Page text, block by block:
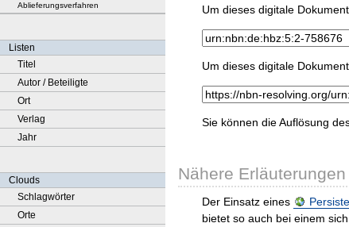
Ablieferungsverfahren
Listen
Titel
Autor / Beteiligte
Ort
Verlag
Jahr
Clouds
Schlagwörter
Orte
Um dieses digitale
Um dieses digitale
Sie können die Auflösung
Nähere Erläuterungen
Der Einsatz eines
bietet so auch bei einem